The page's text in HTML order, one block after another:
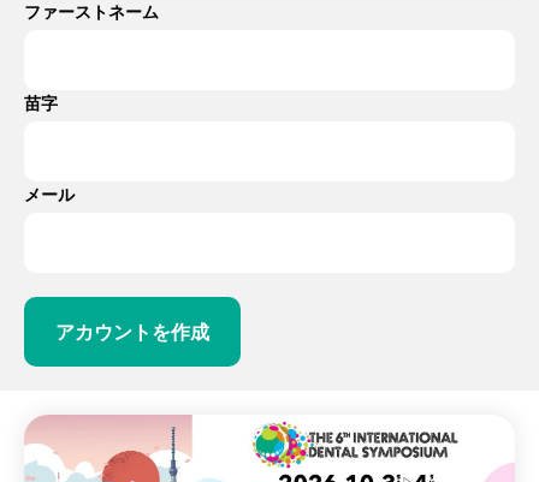
ファーストネーム
苗字
メール
アカウントを作成